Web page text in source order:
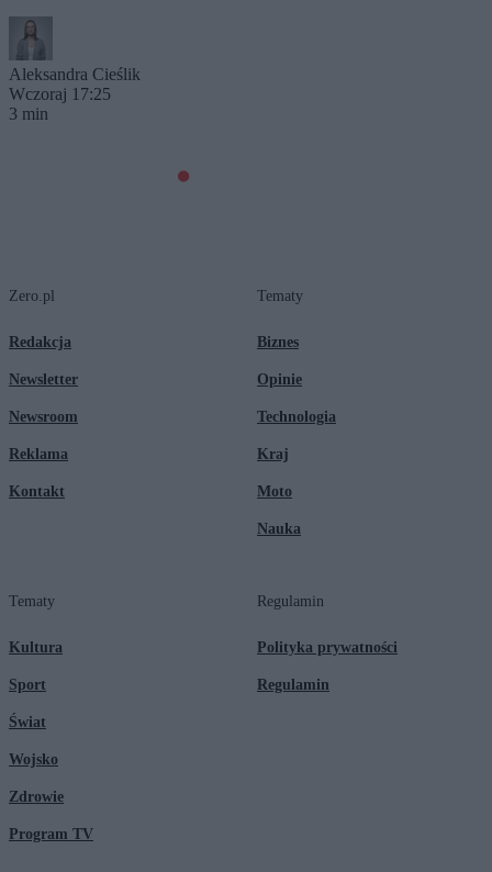
Aleksandra Cieślik
Wczoraj 17:25
3 min
Zero.pl
Redakcja
Newsletter
Newsroom
Reklama
Kontakt
Tematy
Biznes
Opinie
Technologia
Kraj
Moto
Nauka
Tematy
Kultura
Sport
Świat
Wojsko
Zdrowie
Program TV
Regulamin
Polityka prywatności
Regulamin